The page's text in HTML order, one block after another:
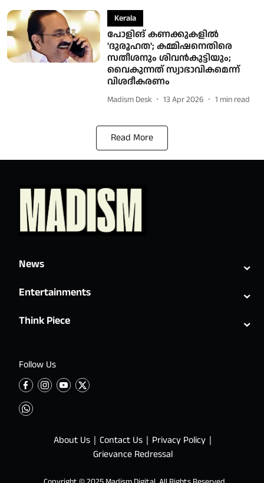
Kerala
പോളിങ് കണക്കുകളിൽ
'ദുരൂഹത'; കമ്മിഷനെതിരെ
സതീശനും ശിവൻകുട്ടിയും;
വൈകുന്നത് സ്വാഭാവികമെന്ന്
വിശദീകരണം
Madism Desk 13 Apr 2026 1 min read
Read More
Follow Us
News ⌄
Entertainments ⌄
Think Piece ⌄
About Us Contact Us
Privacy Policy
Grievance Redressal